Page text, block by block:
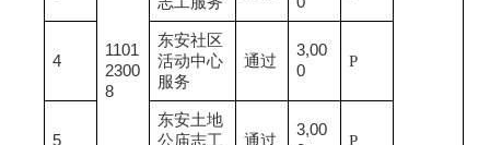
1101
2300
8
4
东安社区
活动中心
服务
通过
3,00
0
P
5
东安土地
公庙志工
通过
3,00
P